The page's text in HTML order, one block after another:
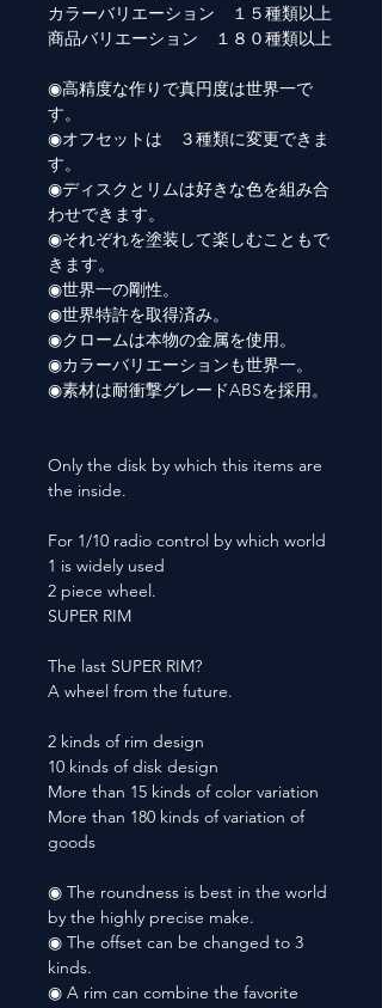
カラーバリエーション １５種類以上
商品バリエーション １８０種類以上
◉高精度な作りで真円度は世界一で
す。
◉オフセットは ３種類に変更できま
す。
◉ディスクとリムは好きな色を組み合
わせできます。
◉それぞれを塗装して楽しむこともで
きます。
◉世界一の剛性。
◉世界特許を取得済み。
◉クロームは本物の金属を使用。
◉カラーバリエーションも世界一。
◉素材は耐衝撃グレードABSを採用。
Only the disk by which this items are
the inside.
For 1/10 radio control by which world
1 is widely used
2 piece wheel.
SUPER RIM
The last SUPER RIM?
A wheel from the future.
2 kinds of rim design
10 kinds of disk design
More than 15 kinds of color variation
More than 180 kinds of variation of
goods
◉ The roundness is best in the world
by the highly precise make.
◉ The offset can be changed to 3
kinds.
◉ A rim can combine the favorite